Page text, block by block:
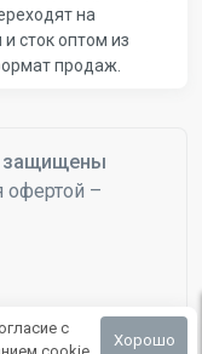
на
сток оптом из
продаж.
защищены
офертой –
с
Хорошо